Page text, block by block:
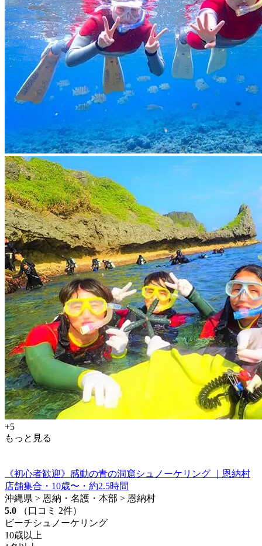
+5
もっと見る
《初心者歓迎》感動の青の洞窟シュノーケリング ｜恩納村
店舗集合・10歳〜・約2.5時間
沖縄県 > 恩納・名護・本部 > 恩納村
5.0
（口コミ 2件）
ビーチシュノーケリング
10歳以上